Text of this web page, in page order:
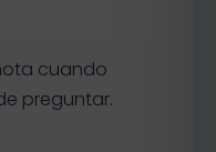
cuando
preguntar.